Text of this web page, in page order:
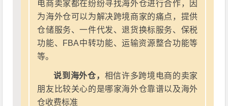
电商卖家都在纷纷寻找海外仓进行合作，因
为海外仓可以为解决跨境商家的痛点，提供
仓储服务、一件代发、退货换标服务、保税
功能、FBA中转功能、运输资源整合功能等
等。
说到海外仓， 相信许多跨境电商的卖家
朋友比较关心的是哪家海外仓靠谱以及海外
仓收费标准